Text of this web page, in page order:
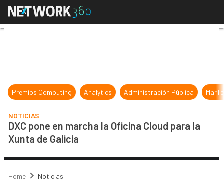
DXC pone en marcha la Oficina
Premios Computing Analytics Administración Pública
NOTICIAS
DXC pone en marcha la Oficina Cloud para la
Xunta de Galicia
Home Noticias